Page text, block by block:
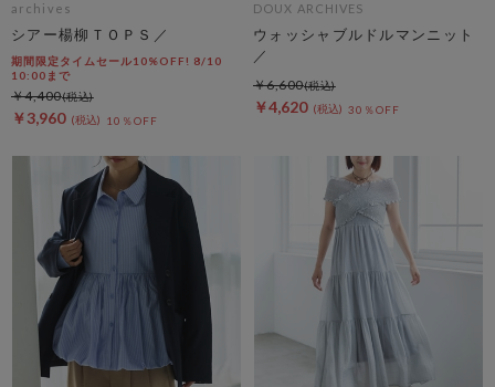
archives
シアー楊柳ＴＯＰＳ／
期間限定タイムセール10%OFF! 8/10
10:00まで
￥3,960 10％OFF
￥4,400
DOUX ARCHIVES
ウォッシャブルドルマンニット
／
￥4,620 30％OFF
￥6,600